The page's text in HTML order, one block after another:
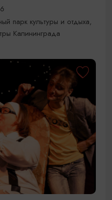
парк культуры и отдыха,
Калининграда